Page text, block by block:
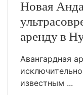
Новая
аренду в
Авангардная
известным ...